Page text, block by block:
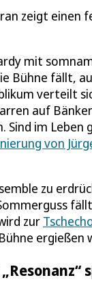
zeigt einen
mit
Bühne fällt,
verteilt
auf
Sind im
von
zu
zur
ergießen